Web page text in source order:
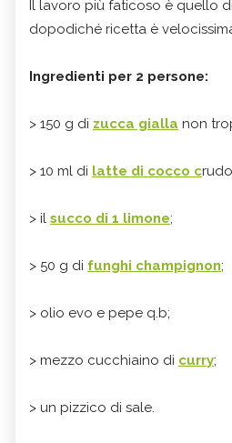
Il lavoro più faticoso è quello
dopodiché ricetta è
Ingredienti per 2 persone:
> 150 g di zucca gialla non
> 10 ml di latte di cocco c
> il succo di 1 limone;
> 50 g di funghi champignon;
> olio evo e pepe q.b;
> mezzo cucchiaino di curry;
> un pizzico di sale.